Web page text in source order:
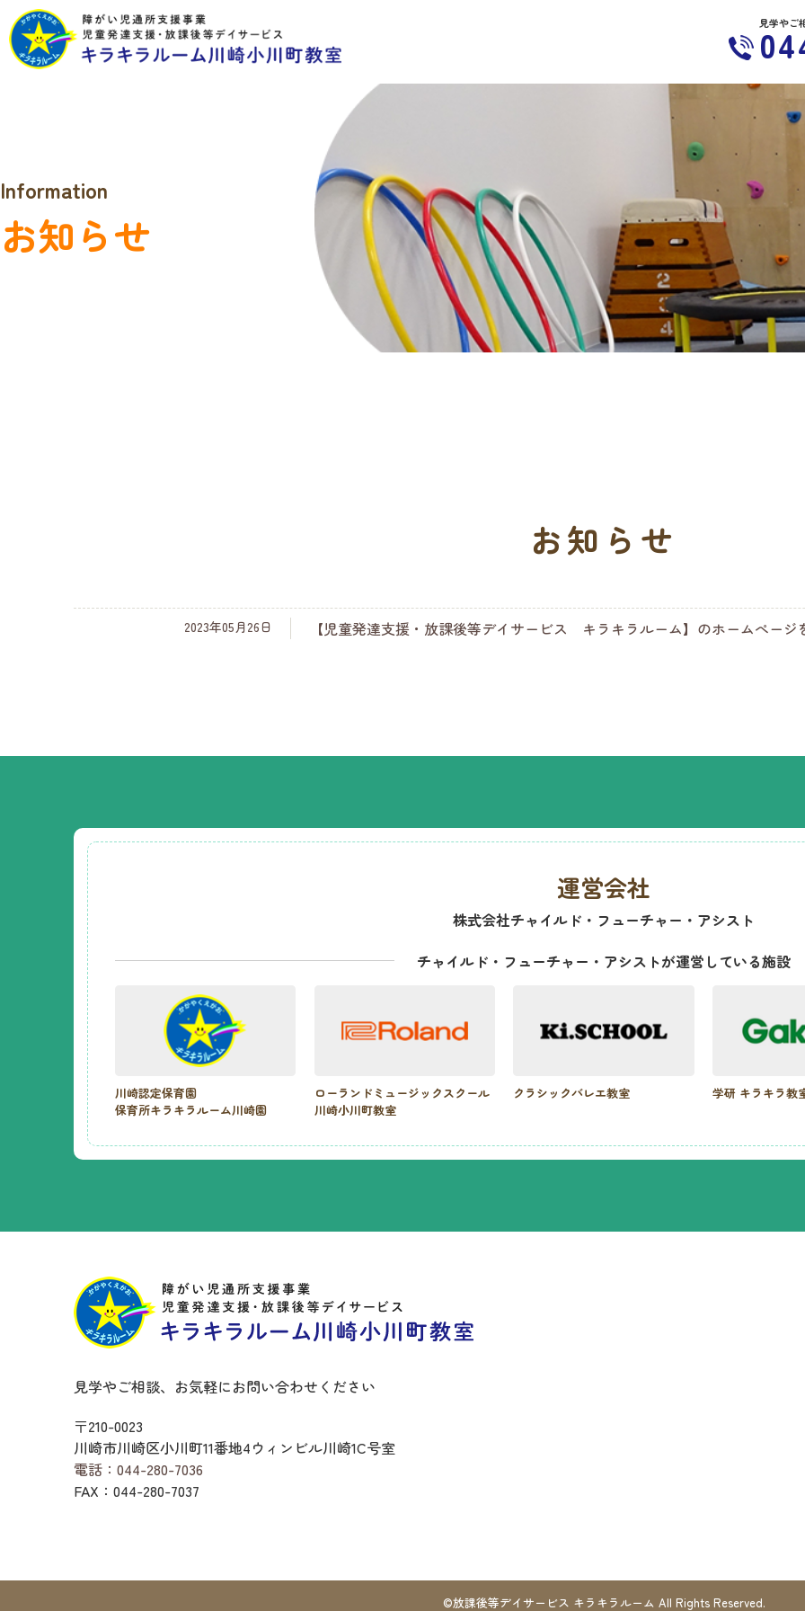
見学やご
Information
お知らせ
お知らせ
2023年05月26日 【児童発達支援・放課後等デイサービス キラキラルーム】のホームぺージ
運営会社
株式会社チャイルド・フューチャー・アシスト
チャイルド・フューチャー・アシストが運営している施設
川崎認定保育園
保育所キラキラルーム川崎園
ローランドミュージックスクール
川崎小川町教室
クラシックバレエ教室 学研 キラキラ教
見学やご相談、お気軽にお問い合わせください
〒210-0023
川崎市川崎区小川町11番地4ウィンビル川崎1C号室
電話：044-280-7036
FAX：044-280-7037
©放課後等デイサービス キラキラルーム All Rights Reserved.